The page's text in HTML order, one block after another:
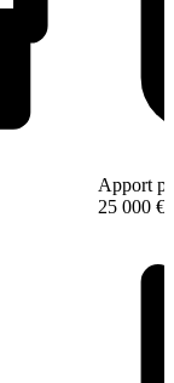
Apport
25 000 €